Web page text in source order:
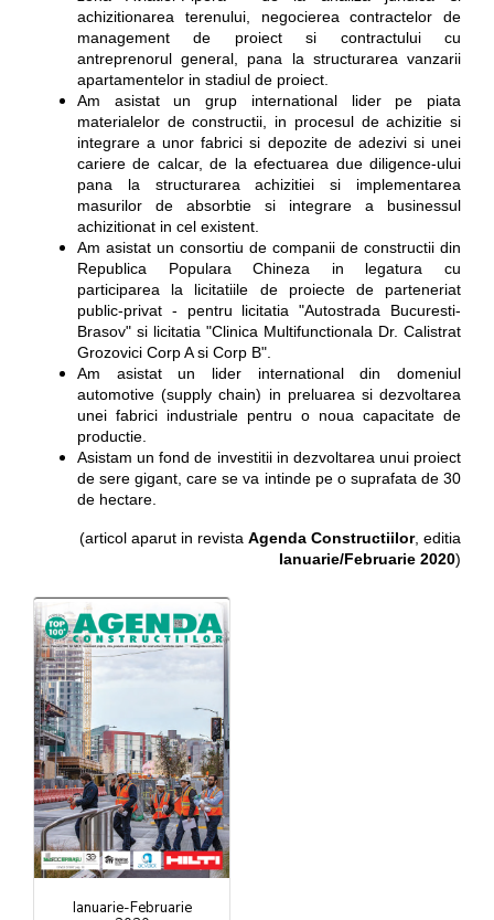
achizitionarea terenului, negocierea contractelor de
management de proiect si contractului cu
antreprenorul general, pana la structurarea vanzarii
apartamentelor in stadiul de proiect.
Am asistat un grup international lider pe piata
materialelor de constructii, in procesul de achizitie si
integrare a unor fabrici si depozite de adezivi si unei
cariere de calcar, de la efectuarea due diligence-ului
pana la structurarea achizitiei si implementarea
masurilor de absorbtie si integrare a businessul
achizitionat in cel existent.
Am asistat un consortiu de companii de constructii din
Republica Populara Chineza in legatura cu
participarea la licitatiile de proiecte de parteneriat
public-privat - pentru licitatia "Autostrada Bucuresti-
Brasov" si licitatia "Clinica Multifunctionala Dr. Calistrat
Grozovici Corp A si Corp B".
Am asistat un lider international din domeniul
automotive (supply chain) in preluarea si dezvoltarea
unei fabrici industriale pentru o noua capacitate de
productie.
Asistam un fond de investitii in dezvoltarea unui proiect
de sere gigant, care se va intinde pe o suprafata de 30
de hectare.
(articol aparut in revista Agenda Constructiilor, editia
Ianuarie/Februarie 2020)
Ianuarie-Februarie